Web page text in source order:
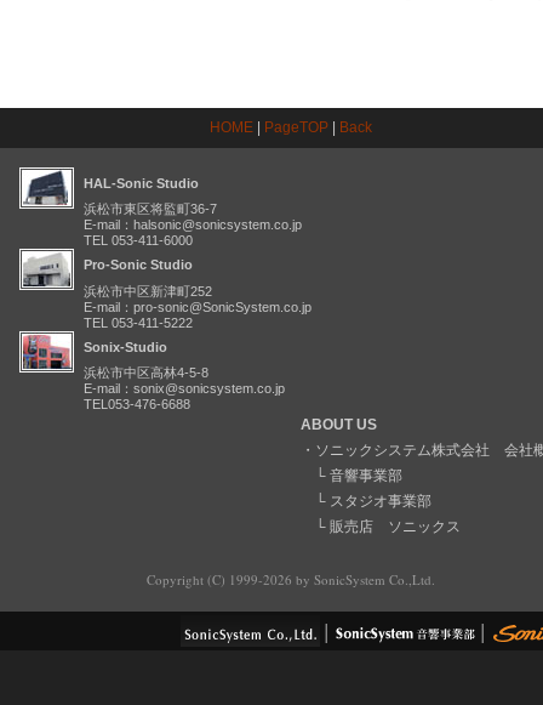
HOME | PageTOP | Back
HAL-Sonic Studio
浜松市東区将監町36-7
E-mail：halsonic@sonicsystem.co.jp
TEL 053-411-6000
Pro-Sonic Studio
浜松市中区新津町252
E-mail：pro-sonic@SonicSystem.co.jp
TEL 053-411-5222
Sonix-Studio
浜松市中区高林4-5-8
E-mail：sonix@sonicsystem.co.jp
TEL053-476-6688
ABOUT US
・ ソニックシステム株式会社 会社
└ 音響事業部
└ スタジオ事業部
└ 販売店 ソニックス
Copyright (C) 1999-2026 by SonicSystem Co.,Ltd.